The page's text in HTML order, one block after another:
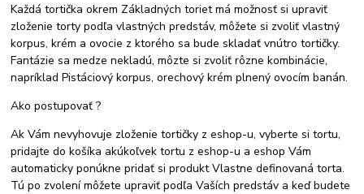
Každá tortička okrem Základných toriet má možnosť si upraviť
zloženie torty podľa vlastných predstáv, môžete si zvoliť vlastný
korpus, krém a ovocie z ktorého sa bude skladať vnútro tortičky.
Fantázie sa medze nekladú, môzte si zvoliť rôzne kombinácie,
napríklad Pistáciový korpus, orechový krém plnený ovocím banán.
Ako postupovať ?
Ak Vám nevyhovuje zloženie tortičky z eshop-u, vyberte si tortu,
pridajte do košíka akúkoľvek tortu z eshop-u a eshop Vám
automaticky ponúkne pridať si produkt Vlastne definovaná torta.
Tú po zvolení môžete upraviť podľa Vaších predstáv a keď budete